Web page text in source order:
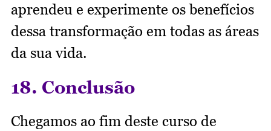
aprendeu e experimente os benefícios
dessa transformação em todas as áreas
da sua vida.
18. Conclusão
Chegamos ao fim deste curso de